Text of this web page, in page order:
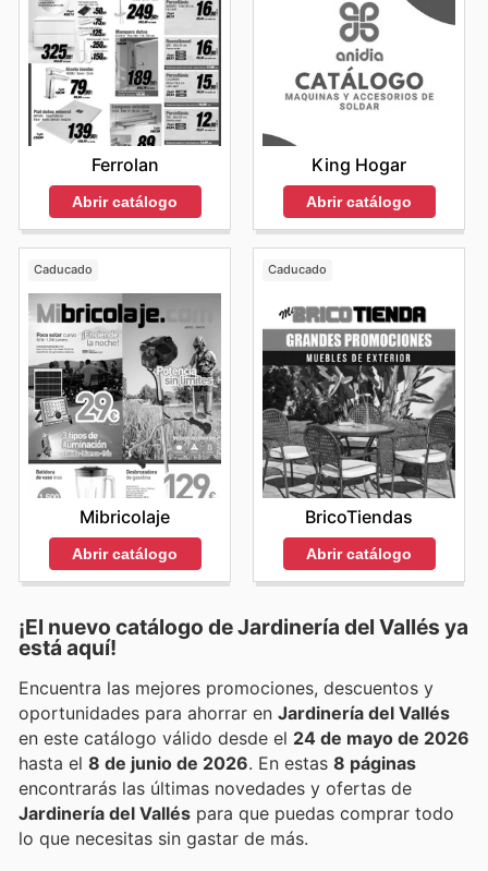
Ferrolan
Abrir catálogo
King Hogar
Abrir catálogo
Caducado
Mibricolaje
Abrir catálogo
Caducado
BricoTiendas
Abrir catálogo
¡El nuevo catálogo deJardinería del Vallés ya
está aquí!
Encuentra las mejores promociones, descuentos y
oportunidades para ahorrar en Jardinería del Vallés
en este catálogo válido desde el 24 de mayo de 2026
hasta el 8 de junio de 2026 . En estas 8 páginas
encontrarás las últimas novedades y ofertas de
Jardinería del Vallés para que puedas comprar todo
lo que necesitas sin gastar de más.